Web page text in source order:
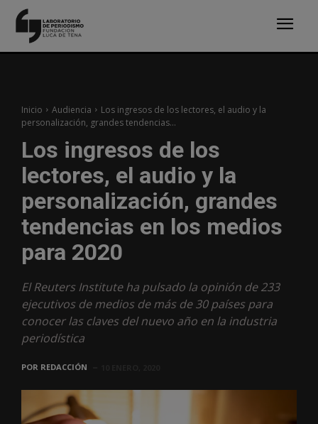
Inicio Audiencia
Los ingresos de los lectores, el audio y la
personalización, grandes tendencias...
Los ingresos de los
lectores, el audio y la
personalización, grandes
tendencias en los medios
para 2020
El Reuters Institute ha pulsado la opinión de 233
ejecutivos de medios de más de 30 países para
conocer las claves del nuevo año en la industria
periodística
POR REDACCIÓN